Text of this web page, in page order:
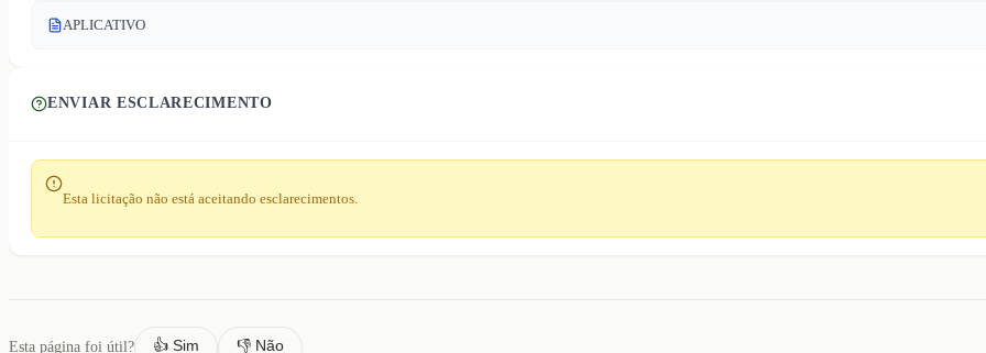
APLICATIVO
ENVIAR ESCLARECIMENTO
Esta licitação não está aceitando esclarecimentos.
Esta página foi útil? 👍 Sim 👎 Não